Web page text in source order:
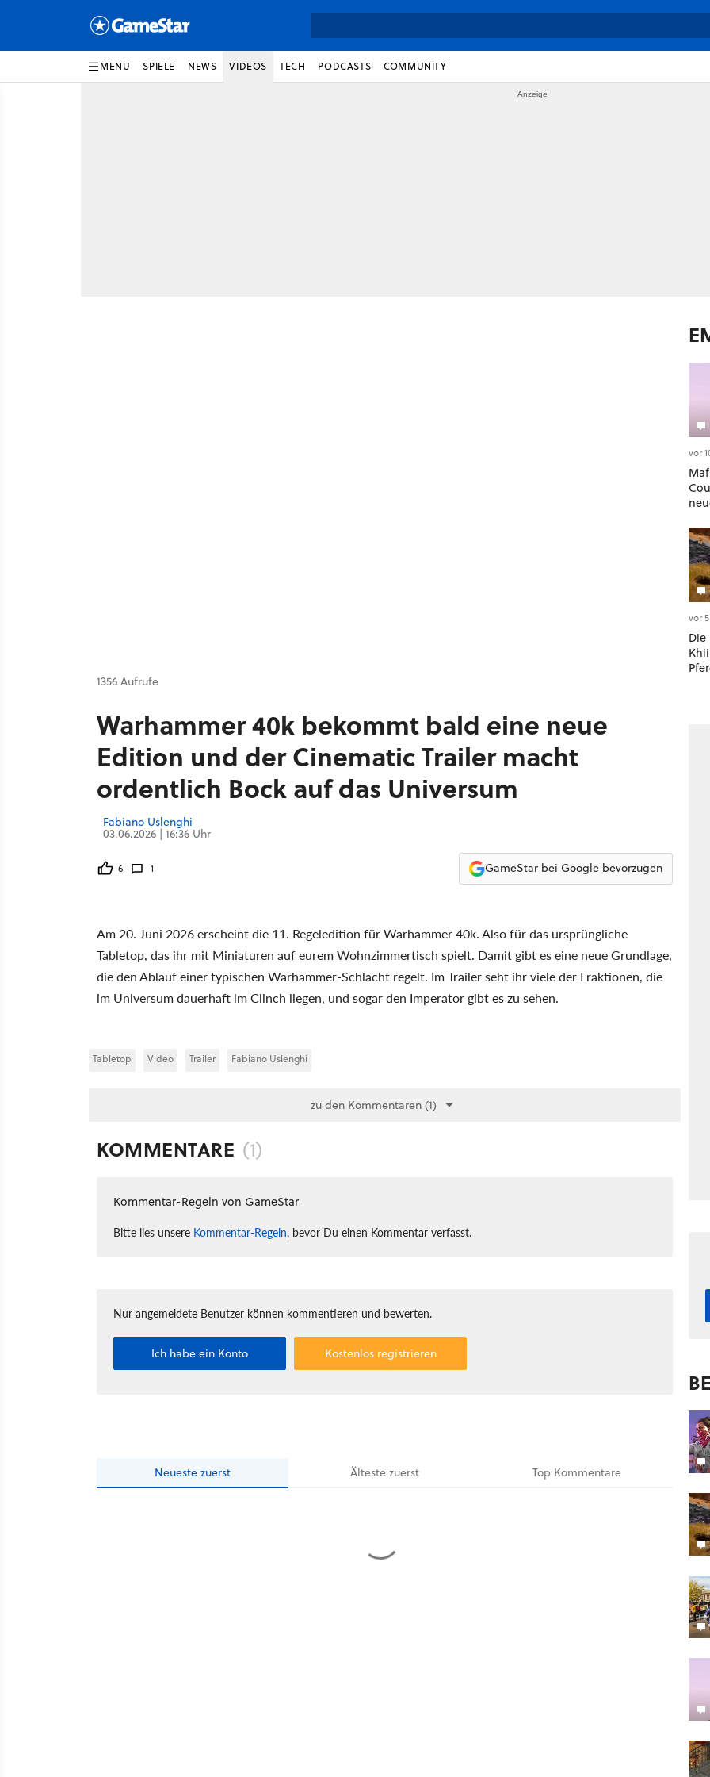
MENU SPIELE NEWS VIDEOS TECH PODCASTS COMMUNITY
1356 Aufrufe
Warhammer 40k bekommt bald eine neue
Edition und der Cinematic Trailer macht
ordentlich Bock auf das Universum
Fabiano Uslenghi
03.06.2026 | 16:36 Uhr
6 1 GameStar bei Google bevorzugen
Am 20. Juni 2026 erscheint die 11. Regeledition für Warhammer 40k. Also für das ursprüngliche
Tabletop, das ihr mit Miniaturen auf eurem Wohnzimmertisch spielt. Damit gibt es eine neue Grundlage,
die den Ablauf einer typischen Warhammer-Schlacht regelt. Im Trailer seht ihr viele der Fraktionen, die
im Universum dauerhaft im Clinch liegen, und sogar den Imperator gibt es zu sehen.
Tabletop Video Trailer Fabiano Uslenghi
zu den Kommentaren (1)
KOMMENTARE (1)
Kommentar-Regeln von GameStar
Bitte lies unsere Kommentar-Regeln, bevor Du einen Kommentar verfasst.
Nur angemeldete Benutzer können kommentieren und bewerten.
Ich habe ein Konto Kostenlos registrieren
Neueste zuerst Ältestezuerst Top Kommentare
vor
Der
vor
Die